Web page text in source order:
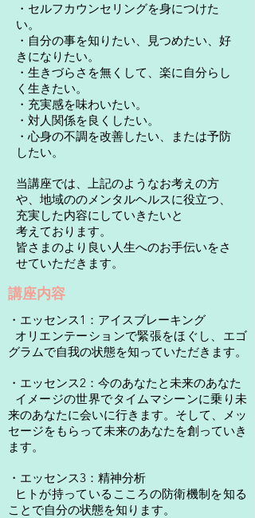
・セルフカウンセリングを身につけた
い。
・自分の事を知りたい、見つめたい、好
きになりたい。
・生きづらさを無くして、楽に自分らし
く生きたい。
・充実感を味わいたい。
・対人関係を良くしたい。
・心身の不調を改善したい、または予防
したい。
当講座では、上記のようなお考えの方
や、地域ののメンタルヘルスに役立つ、
充実した内容にしていきたいと
考えております。
皆さまのより良い人生へのお手伝いをさ
せていただきます。
講座内容
・エッセンス1：アイスブレーキング
オリエンテーションで緊張をほぐし、エゴ
グラムで自我の状態を知っていただきます。
・エッセンス2：今のあなたと未来のあなた
イメージの世界でタイムマシーンに乗り未
来のあなたに会いに行きます。そして、メッ
セージをもらって未来のあなたを創っていき
ます。
・エッセンス3：精神分析
ヒトが持っているこころの防衛機制を知る
ことで自分の状態を知ります。